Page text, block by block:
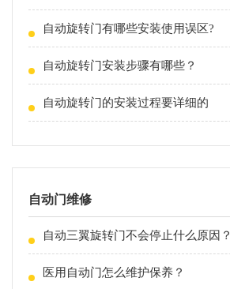
自动旋转门有哪些安装使用误区?
自动旋转门安装步骤有哪些？
自动旋转门的安装过程要详细的
自动门维修
自动三翼旋转门不会停止什么原因？
医用自动门怎么维护保养？